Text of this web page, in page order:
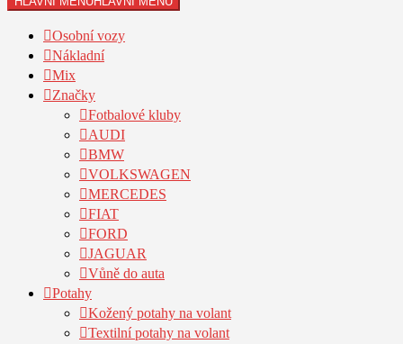
Osobní vozy
Nákladní
Mix
Značky
Fotbalové kluby
AUDI
BMW
VOLKSWAGEN
MERCEDES
FIAT
FORD
JAGUAR
Vůně do auta
Potahy
Kožený potahy na volant
Textilní potahy na volant